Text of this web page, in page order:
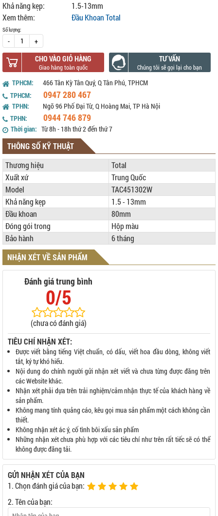
Khả năng kẹp:
1.5-13mm
Xem thêm:
Đầu Khoan Total
Số lượng:
- +
CHO VÀO GIỎ HÀNG TƯ VẤN
TPHCM:
466 Tân Kỳ Tân Quý, Q Tân Phú, TPHCM
TPHCM:
0947 280 467
TPHN:
Ngõ 96 Phố Đại Từ, Q Hoàng Mai, TP Hà Nội
TPHN:
0944 746 879
Thời gian: Từ 8h - 18h thứ 2 đến thứ 7
THÔNG SỐ KỸ THUẬT
Thương hiệu
Total
Xuất xứ
Trung Quốc
Model
TAC451302W
Khả năng kẹp
1.5 - 13mm
Đầu khoan
80mm
Đóng gói trong
Hộp màu
Bảo hành
6 tháng
NHẬN XÉT VỀ SẢN PHẨM
Đánh giá trung bình
0/5
(chưa có đánh giá)
TIÊU CHÍ NHẬN XÉT:
Được viết bằng tiếng Việt chuẩn, có dấu, viết hoa đầu dòng, không viết
tắt, ký tự khó hiểu.
Nội dung do chính người gửi nhận xét viết và chưa từng được đăng trên
các Website khác.
Nhận xét phải dựa trên trải nghiệm/cảm nhận thực tế của khách hàng về
sản phẩm.
Không mang tính quảng cáo, kêu gọi mua sản phẩm một cách không cần
thiết.
Không nhận xét ác ý, cố tình bôi xấu sản phẩm
Những nhận xét chưa phù hợp với các tiêu chí như trên rất tiếc sẽ có thể
không được đăng tải.
GỬI NHẬN XÉT CỦA BẠN
1. Chọn đánh giá của bạn:
2. Tên của bạn: